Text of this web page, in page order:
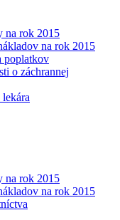
na rok 2015
na rok 2015
poplatkov
o záchrannej
na rok 2015
na rok 2015